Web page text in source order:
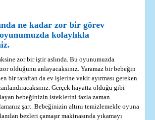
ne kadar zor bir görev
kolaylıkla
zor bir iştir aslında. Bu oyunumuzda
olduğunu anlayacaksınız. Yaramaz bir bebeğin
bir taraftan da ev işlerine vakit ayırması gereken
Gerçek hayatta olduğu gibi
bebeğinizin isteklerini fazla zaman
şart. Bebeğinizin altını temizlemekle oyuna
bezleri çamaşır makinasında yıkamayı